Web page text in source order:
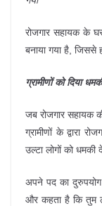
रोजगार सहायक के
बनाया गया है, जिससे
ग्रामीणों को दिया
जब रोजगार सहायक
ग्रामीणों के द्वारा
उल्टा लोगों को
अपने पद का
और कहता है कि तुम